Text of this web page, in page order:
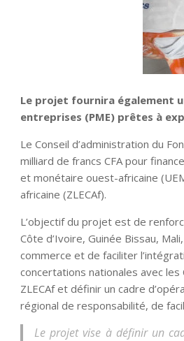
Le projet fournira également
entreprises (PME) prêtes à
Le Conseil d’administration du
milliard de francs CFA pour
et monétaire ouest-africaine
africaine (ZLECAf).
L’objectif du projet est de
Côte d’Ivoire, Guinée Bissau,
commerce et de faciliter
concertations nationales avec
ZLECAf et définir un cadre
régional de responsabilité, de
Le projet vise à définir un